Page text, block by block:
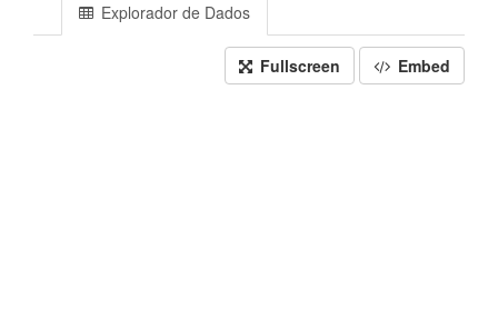
Explorador de Dados
Fullscreen Embed